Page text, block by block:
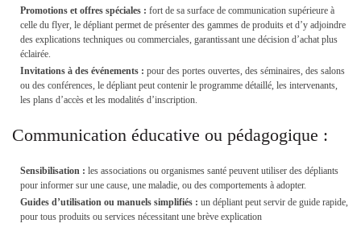
Promotions et offres spéciales : fort de sa surface de communication supérieure à
celle du flyer, le dépliant permet de présenter des gammes de produits et d’y adjoindre
des explications techniques ou commerciales, garantissant une décision d’achat plus
éclairée.
Invitations à des événements : pour des portes ouvertes, des séminaires, des salons
ou des conférences, le dépliant peut contenir le programme détaillé, les intervenants,
les plans d’accès et les modalités d’inscription.
Communication éducative ou pédagogique :
Sensibilisation : les associations ou organismes santé peuvent utiliser des dépliants
pour informer sur une cause, une maladie, ou des comportements à adopter.
Guides d’utilisation ou manuels simplifiés : un dépliant peut servir de guide rapide,
pour tous produits ou services nécessitant une brève explication